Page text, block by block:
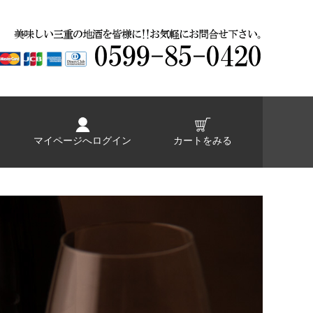
マイページへログイン カートをみる